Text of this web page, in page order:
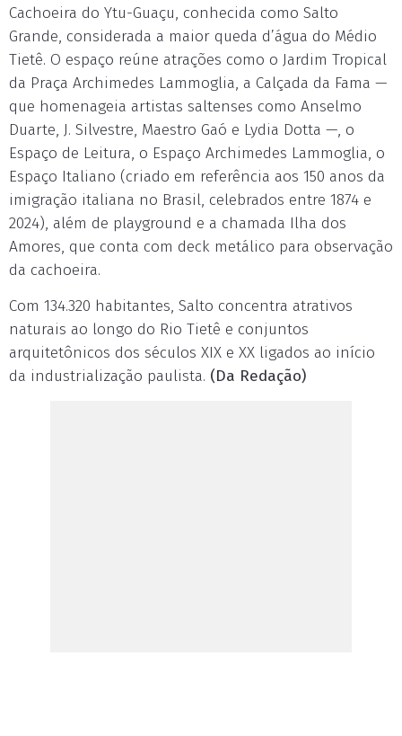
Cachoeira do Ytu-Guaçu, conhecida como Salto
Grande, considerada a maior queda d’água do Médio
Tietê. O espaço reúne atrações como o Jardim Tropical
da Praça Archimedes Lammoglia, a Calçada da Fama —
que homenageia artistas saltenses como Anselmo
Duarte, J. Silvestre, Maestro Gaó e Lydia Dotta —, o
Espaço de Leitura, o Espaço Archimedes Lammoglia, o
Espaço Italiano (criado em referência aos 150 anos da
imigração italiana no Brasil, celebrados entre 1874 e
2024), além de playground e a chamada Ilha dos
Amores, que conta com deck metálico para observação
da cachoeira.
Com 134.320 habitantes, Salto concentra atrativos
naturais ao longo do Rio Tietê e conjuntos
arquitetônicos dos séculos XIX e XX ligados ao início
da industrialização paulista. (Da Redação)